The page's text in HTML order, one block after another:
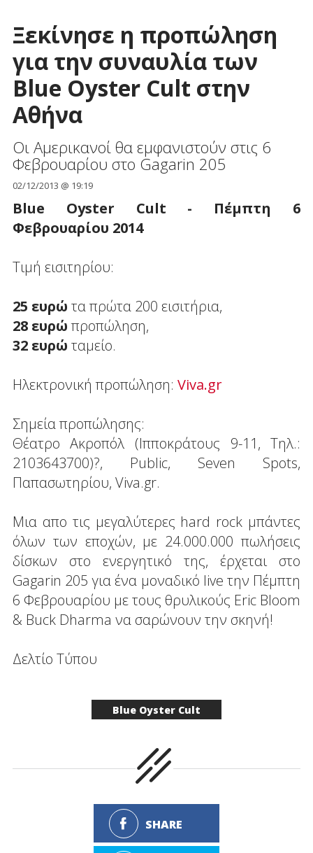
Ξεκίνησε η προπώληση
για την συναυλία των
Blue Oyster Cult στην
Αθήνα
Οι Αμερικανοί θα εμφανιστούν στις 6
Φεβρουαρίου στο Gagarin 205
02/12/2013 @ 19:19
Blue Oyster Cult - Πέμπτη 6
Φεβρουαρίου 2014
Τιμή εισιτηρίου:
25 ευρώ τα πρώτα 200 εισιτήρια,
28 ευρώπροπώληση,
32 ευρώ ταμείο.
Ηλεκτρονική προπώληση: Viva.gr
Σημεία προπώλησης:
Θέατρο Ακροπόλ (Ιπποκράτους 9-11, Τηλ.:
2103643700)?, Public, Seven Spots,
Παπασωτηρίου, Viva.gr.
Μια απο τις μεγαλύτερες hard rock μπάντες
όλων των εποχών, με 24.000.000 πωλήσεις
δίσκων στο ενεργητικό της, έρχεται στο
Gagarin 205 για ένα μοναδικό live την Πέμπτη
6 Φεβρουαρίου με τους θρυλικούς Eric Bloom
& Buck Dharma να σαρώνουν την σκηνή!
Δελτίο Τύπου
Blue Oyster Cult
SHARE